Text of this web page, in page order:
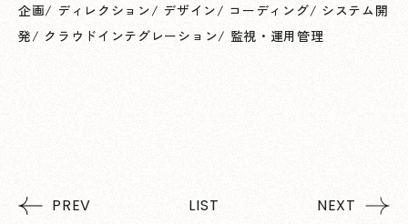
企画/ ディレクション/ デザイン/ コーディング/ システム開
発/ クラウドインテグレーション/ 監視・運用管理
PREV LIST NEXT